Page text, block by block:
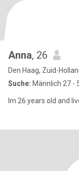
Anna, 26
Den Haag, Zuid-
Suche: Männlich 27 -
Im 26 years old and